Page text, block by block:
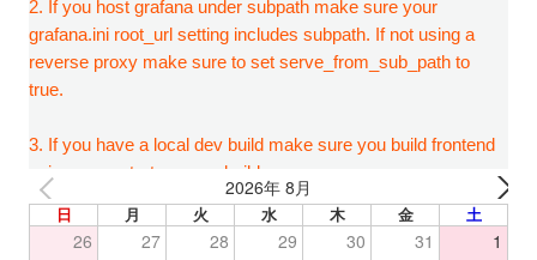
2026年 8月
日 月 火 水 木 金 土
26 27 28 29 30 31 1